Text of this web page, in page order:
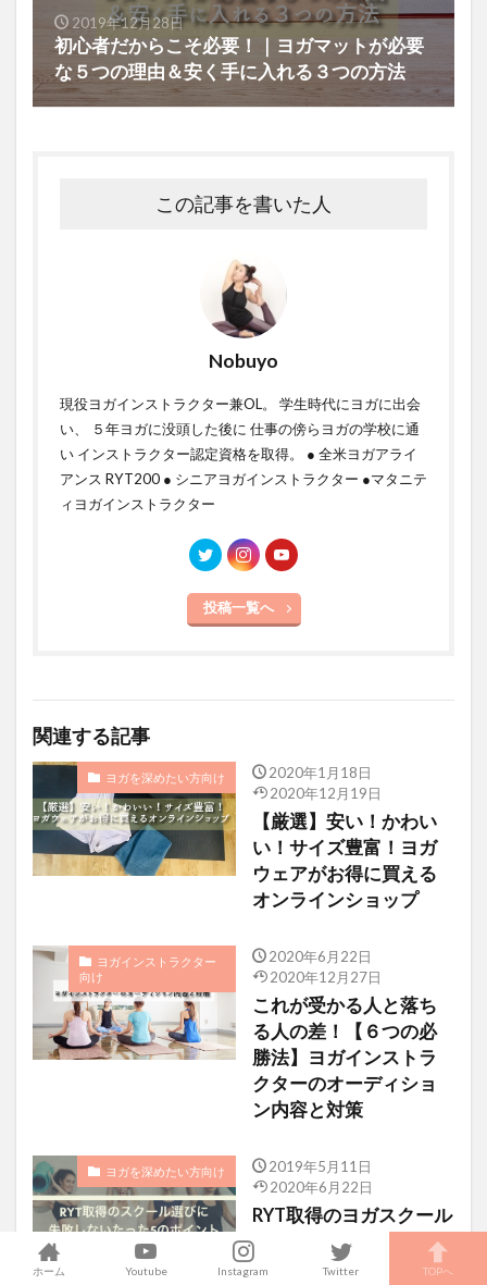
2019年12月28日
初心者だからこそ必要！｜ヨガマットが必要
な５つの理由＆安く手に入れる３つの方法
この記事を書いた人
Nobuyo
現役ヨガインストラクター兼OL。 学生時代にヨガに出会
い、 ５年ヨガに没頭した後に 仕事の傍らヨガの学校に通
い インストラクター認定資格を取得。 ● 全米ヨガアライ
アンス RYT200 ● シニアヨガインストラクター ●マタニテ
ィヨガインストラクター
投稿一覧へ
関連する記事
ヨガを深めたい方向け
2020年1月18日
2020年12月19日
【厳選】安い！かわい
い！サイズ豊富！ヨガ
ウェアがお得に買える
オンラインショップ
ヨガインストラクター
向け
2020年6月22日
2020年12月27日
これが受かる人と落ち
る人の差！【６つの必
勝法】ヨガインストラ
クターのオーディショ
ン内容と対策
ヨガを深めたい方向け
2019年5月11日
2020年6月22日
RYT取得のヨガスクール
選びに失敗しないたっ
た”5つのポイント”＋α
ホーム Youtube Instagram Twitter TOPへ